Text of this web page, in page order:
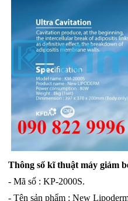
Thông số kĩ thuật máy giảm
- Mã số : KP-2000S.
- Tên sản phẩm : New